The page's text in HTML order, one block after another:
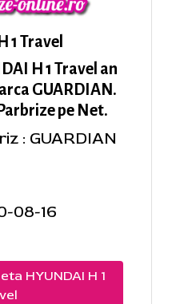
1 Travel
H 1 Travel an
GUARDIAN.
pe Net.
: GUARDIAN
08-16
HYUNDAI H 1